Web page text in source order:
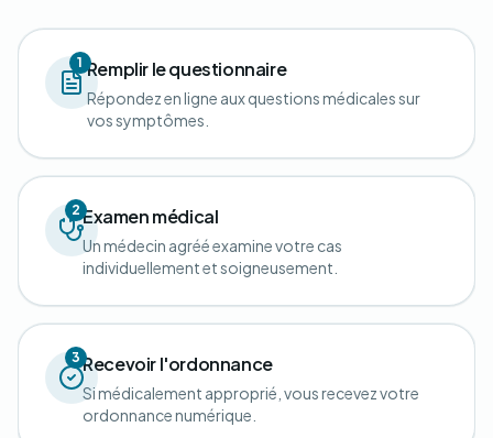
1 Remplir le questionnaire
Répondez en ligne aux questions médicales sur
vos symptômes.
2Examen médical
Un médecin agréé examine votre cas
individuellement et soigneusement.
3 Recevoir l'ordonnance
Si médicalement approprié, vous recevez votre
ordonnance numérique.